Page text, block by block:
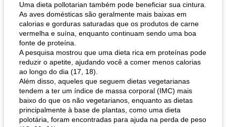
Uma dieta pollotarian também pode beneficiar sua cintura.
As aves domésticas são geralmente mais baixas em
calorias e gorduras saturadas que os produtos de carne
vermelha e suína, enquanto continuam sendo uma boa
fonte de proteína.
A pesquisa mostrou que uma dieta rica em proteínas pode
reduzir o apetite, ajudando você a comer menos calorias
ao longo do dia (17, 18).
Além disso, aqueles que seguem dietas vegetarianas
tendem a ter um índice de massa corporal (IMC) mais
baixo do que os não vegetarianos, enquanto as dietas
principalmente à base de plantas, como uma dieta
polotária, foram encontradas para ajuda na perda de peso